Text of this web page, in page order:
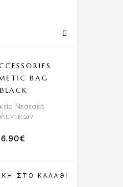
ΣΤΟ ΚΑΛΆΘΙ
BAG
BLACK
Νεσεσέρ
6.90€